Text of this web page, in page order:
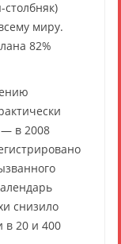
миру.
82%
в 2008
снизило
в 20 и 400